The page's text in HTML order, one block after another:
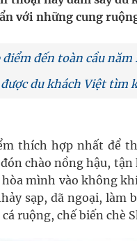
Cầu Và Chống Đông Máu
với những cung
đến toàn cầu năm
du khách Việt tìm
thích hợp nhất để
chào nồng hậu,
mình vào không
sạp, dã ngoại,
ruộng, chế biến chè